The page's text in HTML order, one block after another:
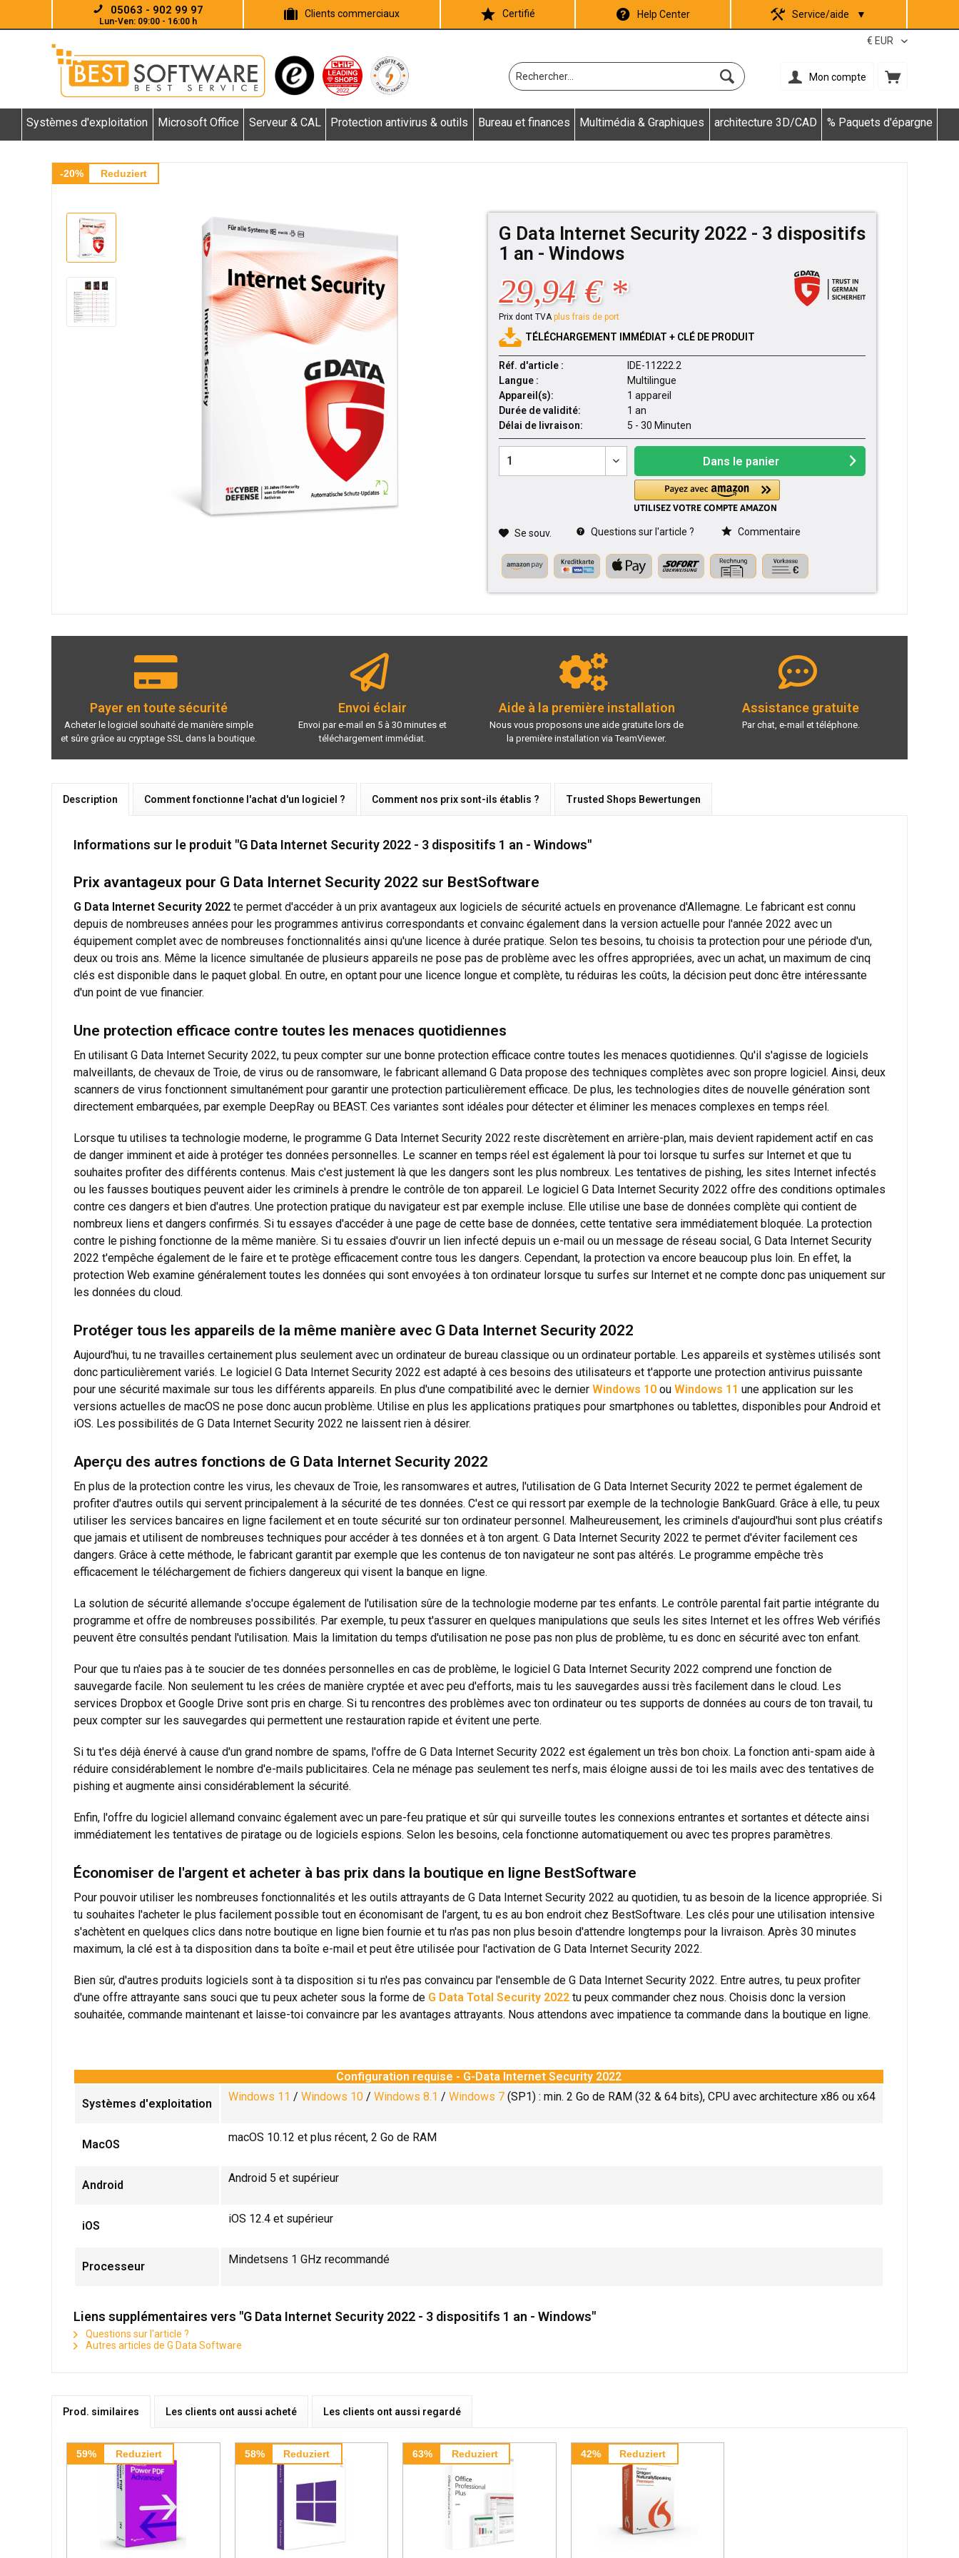
05063 - 902 99 97
Lun-Ven: 09:00 - 16:00 h
Clients commerciaux Certifié Help Center Service/aide ▼
Mon compte
Systèmes d'exploitation Microsoft Office Serveur & CAL Protection antivirus & outils Bureau et finances Multimédia & Graphiques architecture 3D/CAD % Paquets d'épargne
-20% Reduziert
G Data Internet Security 2022 - 3 dispositifs
1 an - Windows
29,94 € *
Prix dont TVAplus frais de port
TÉLÉCHARGEMENT IMMÉDIAT + CLÉ DE PRODUIT
Réf. d'article :
IDE-11222.2
Langue :
Multilingue
Appareil(s):
1 appareil
Durée de validité:
1 an
Délai de livraison:
5 - 30 Minuten
Dans le panier
Se souv. Questions sur l'article ? Commentaire
Payer en toute sécurité
Acheter le logiciel souhaité de manière simple
et sûre grâce au cryptage SSL dans la boutique.
Envoi éclair
Envoi par e-mail en 5 à 30 minutes et
téléchargement immédiat.
Aide à la première installation
Nous vous proposons une aide gratuite lors de
la première installation via TeamViewer.
Assistance gratuite
Par chat, e-mail et téléphone.
Description Comment fonctionne l'achat d'un logiciel ? Comment nos prix sont-ils établis ? Trusted Shops Bewertungen
Informations sur le produit "G Data Internet Security 2022 - 3 dispositifs 1 an - Windows"
Prix avantageux pour G Data Internet Security 2022 sur BestSoftware
G Data Internet Security 2022 te permet d'accéder à un prix avantageux aux logiciels de sécurité actuels en provenance d'Allemagne. Le fabricant est connu
depuis de nombreuses années pour les programmes antivirus correspondants et convainc également dans la version actuelle pour l'année 2022 avec un
équipement complet avec de nombreuses fonctionnalités ainsi qu'une licence à durée pratique. Selon tes besoins, tu choisis ta protection pour une période d'un,
deux ou trois ans. Même la licence simultanée de plusieurs appareils ne pose pas de problème avec les offres appropriées, avec un achat, un maximum de cinq
clés est disponible dans le paquet global. En outre, en optant pour une licence longue et complète, tu réduiras les coûts, la décision peut donc être intéressante
d'un point de vue financier.
Une protection efficace contre toutes les menaces quotidiennes
En utilisant G Data Internet Security 2022, tu peux compter sur une bonne protection efficace contre toutes les menaces quotidiennes. Qu'il s'agisse de logiciels
malveillants, de chevaux de Troie, de virus ou de ransomware, le fabricant allemand G Data propose des techniques complètes avec son propre logiciel. Ainsi, deux
scanners de virus fonctionnent simultanément pour garantir une protection particulièrement efficace. De plus, les technologies dites de nouvelle génération sont
directement embarquées, par exemple DeepRay ou BEAST. Ces variantes sont idéales pour détecter et éliminer les menaces complexes en temps réel.
Lorsque tu utilises ta technologie moderne, le programme G Data Internet Security 2022 reste discrètement en arrière-plan, mais devient rapidement actif en cas
de danger imminent et aide à protéger tes données personnelles. Le scanner en temps réel est également là pour toi lorsque tu surfes sur Internet et que tu
souhaites profiter des différents contenus. Mais c'est justement là que les dangers sont les plus nombreux. Les tentatives de pishing, les sites Internet infectés
ou les fausses boutiques peuvent aider les criminels à prendre le contrôle de ton appareil. Le logiciel G Data Internet Security 2022 offre des conditions optimales
contre ces dangers et bien d'autres. Une protection pratique du navigateur est par exemple incluse. Elle utilise une base de données complète qui contient de
nombreux liens et dangers confirmés. Si tu essayes d'accéder à une page de cette base de données, cette tentative sera immédiatement bloquée. La protection
contre le pishing fonctionne de la même manière. Si tu essaies d'ouvrir un lien infecté depuis un e-mail ou un message de réseau social, G Data Internet Security
2022 t'empêche également de le faire et te protège efficacement contre tous les dangers. Cependant, la protection va encore beaucoup plus loin. En effet, la
protection Web examine généralement toutes les données qui sont envoyées à ton ordinateur lorsque tu surfes sur Internet et ne compte donc pas uniquement sur
les données du cloud.
Protéger tous les appareils de la même manière avec G Data Internet Security 2022
Aujourd'hui, tu ne travailles certainement plus seulement avec un ordinateur de bureau classique ou un ordinateur portable. Les appareils et systèmes utilisés sont
donc particulièrement variés. Le logiciel G Data Internet Security 2022 est adapté à ces besoins des utilisateurs et t'apporte une protection antivirus puissante
pour une sécurité maximale sur tous les différents appareils. En plus d'une compatibilité avec le dernier Windows 10 ou Windows 11 une application sur les
versions actuelles de macOS ne pose donc aucun problème. Utilise en plus les applications pratiques pour smartphones ou tablettes, disponibles pour Android et
iOS. Les possibilités de G Data Internet Security 2022 ne laissent rien à désirer.
Aperçu des autres fonctions de G Data Internet Security 2022
En plus de la protection contre les virus, les chevaux de Troie, les ransomwares et autres, l'utilisation de G Data Internet Security 2022 te permet également de
profiter d'autres outils qui servent principalement à la sécurité de tes données. C'est ce qui ressort par exemple de la technologie BankGuard. Grâce à elle, tu peux
utiliser les services bancaires en ligne facilement et en toute sécurité sur ton ordinateur personnel. Malheureusement, les criminels d'aujourd'hui sont plus créatifs
que jamais et utilisent de nombreuses techniques pour accéder à tes données et à ton argent. G Data Internet Security 2022 te permet d'éviter facilement ces
dangers. Grâce à cette méthode, le fabricant garantit par exemple que les contenus de ton navigateur ne sont pas altérés. Le programme empêche très
efficacement le téléchargement de fichiers dangereux qui visent la banque en ligne.
La solution de sécurité allemande s'occupe également de l'utilisation sûre de la technologie moderne par tes enfants. Le contrôle parental fait partie intégrante du
programme et offre de nombreuses possibilités. Par exemple, tu peux t'assurer en quelques manipulations que seuls les sites Internet et les offres Web vérifiés
peuvent être consultés pendant l'utilisation. Mais la limitation du temps d'utilisation ne pose pas non plus de problème, tu es donc en sécurité avec ton enfant.
Pour que tu n'aies pas à te soucier de tes données personnelles en cas de problème, le logiciel G Data Internet Security 2022 comprend une fonction de
sauvegarde facile. Non seulement tu les crées de manière cryptée et avec peu d'efforts, mais tu les sauvegardes aussi très facilement dans le cloud. Les
services Dropbox et Google Drive sont pris en charge. Si tu rencontres des problèmes avec ton ordinateur ou tes supports de données au cours de ton travail, tu
peux compter sur les sauvegardes qui permettent une restauration rapide et évitent une perte.
Si tu t'es déjà énervé à cause d'un grand nombre de spams, l'offre de G Data Internet Security 2022 est également un très bon choix. La fonction anti-spam aide à
réduire considérablement le nombre d'e-mails publicitaires. Cela ne ménage pas seulement tes nerfs, mais éloigne aussi de toi les mails avec des tentatives de
pishing et augmente ainsi considérablement la sécurité.
Enfin, l'offre du logiciel allemand convainc également avec un pare-feu pratique et sûr qui surveille toutes les connexions entrantes et sortantes et détecte ainsi
immédiatement les tentatives de piratage ou de logiciels espions. Selon les besoins, cela fonctionne automatiquement ou avec tes propres paramètres.
Économiser de l'argent et acheter à bas prix dans la boutique en ligne BestSoftware
Pour pouvoir utiliser les nombreuses fonctionnalités et les outils attrayants de G Data Internet Security 2022 au quotidien, tu as besoin de la licence appropriée. Si
tu souhaites l'acheter le plus facilement possible tout en économisant de l'argent, tu es au bon endroit chez BestSoftware. Les clés pour une utilisation intensive
s'achètent en quelques clics dans notre boutique en ligne bien fournie et tu n'as pas non plus besoin d'attendre longtemps pour la livraison. Après 30 minutes
maximum, la clé est à ta disposition dans ta boîte e-mail et peut être utilisée pour l'activation de G Data Internet Security 2022.
Bien sûr, d'autres produits logiciels sont à ta disposition si tu n'es pas convaincu par l'ensemble de G Data Internet Security 2022. Entre autres, tu peux profiter
d'une offre attrayante sans souci que tu peux acheter sous la forme de G Data Total Security 2022 tu peux commander chez nous. Choisis donc la version
souhaitée, commande maintenant et laisse-toi convaincre par les avantages attrayants. Nous attendons avec impatience ta commande dans la boutique en ligne.
Configuration requise - G-Data Internet Security 2022
Systèmes d'exploitation
Windows 11 / Windows 10 / Windows 8.1 / Windows 7 (SP1) : min. 2 Go de RAM (32 & 64 bits), CPU avec architecture x86 ou x64
MacOS
macOS 10.12 et plus récent, 2 Go de RAM
Android
Android 5 et supérieur
iOS
iOS 12.4 et supérieur
Processeur
Mindetsens 1 GHz recommandé
Liens supplémentaires vers "G Data Internet Security 2022 - 3 dispositifs 1 an - Windows"
Questions sur l'article ?
Autres articles de G Data Software
Prod. similaires Les clients ont aussi acheté Les clients ont aussi regardé
59% Reduziert 58% Reduziert 63% Reduziert 42% Reduziert